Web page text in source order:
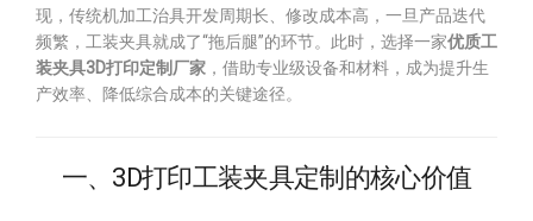
现，传统机加工治具开发周期长、修改成本高，一旦产品迭代
频繁，工装夹具就成了“拖后腿”的环节。此时，选择一家优质工
装夹具3D打印定制厂家 ，借助专业级设备和材料，成为提升生
产效率、降低综合成本的关键途径。
一、3D打印工装夹具定制的核心价值